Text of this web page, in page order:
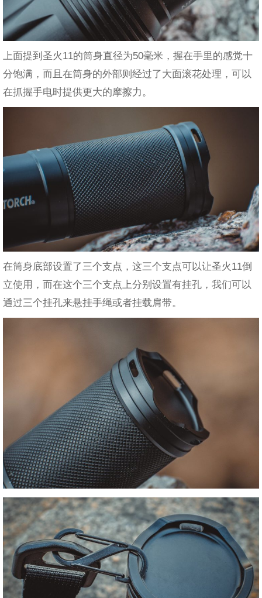
上面提到圣火11的筒身直径为50毫米，握在手里的感觉十
分饱满，而且在筒身的外部则经过了大面滚花处理，可以
在抓握手电时提供更大的摩擦力。
在筒身底部设置了三个支点，这三个支点可以让圣火11倒
立使用，而在这个三个支点上分别设置有挂孔，我们可以
通过三个挂孔来悬挂手绳或者挂载肩带。